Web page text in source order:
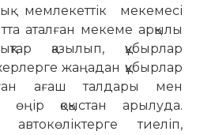
мемлекеттік мекемесі
аталған ме­кеме арқылы
қазылып, құбырлар
жаңадан құбырлар
ағаш талдары мен
өңір қоқыстан арылуда.
авто­көліктерге тиеліп,